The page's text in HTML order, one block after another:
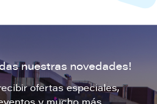
nuestras novedades!
ofertas especiales,